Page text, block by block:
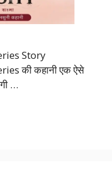
Story
की कहानी एक ऐसे
…